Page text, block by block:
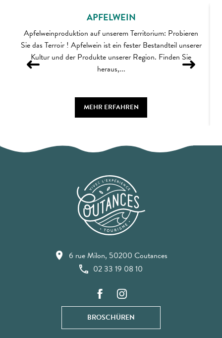
APFELWEIN
Apfelweinproduktion auf unserem Territorium: Probieren
Sie das Terroir ! Apfelwein ist ein fester Bestandteil unserer
Kultur und der Produkte unserer Region. Finden Sie
heraus,...
MEHR ERFAHREN
6 rue Milon, 50200 Coutances
02 33 19 08 10
BROSCHÜREN